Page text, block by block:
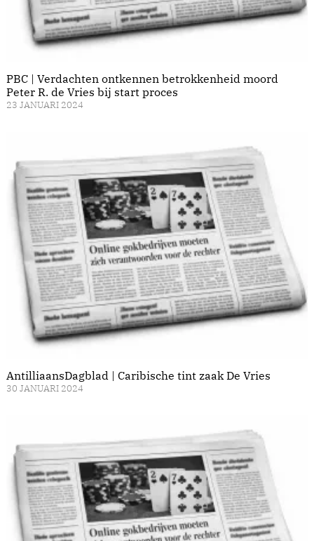
PBC | Verdachten ontkennen betrokkenheid moord
Peter R. de Vries bij start proces
23 JANUARI 2024
AntilliaansDagblad | Caribische tint zaak De Vries
30 JANUARI 2024